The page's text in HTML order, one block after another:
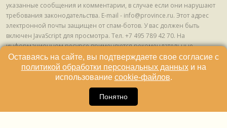
указанные сообщения и комментарии, в случае если они нарушают
требования законодательства. E-mail - info@province.ru. Этот адрес
электронной почты защищен от спам-ботов. У вас должен быть
включен JavaScript для просмотра. Tел. +7 495 789 42 70. На
информационном ресурсе применяются рекомендательные
технологии (информационные технологии предоставления
информации на основе сбора, систематизации и анализа сведений,
относящихся к предпочтениям пользователей сети "Интернет",
находящихся на территории Российской Федерации) © ООО ИД
Оставаясь на сайте, вы подтверждаете свое согласие с
политикой обработки персональных данныхи на
использование cookie-файлов.
Понятно